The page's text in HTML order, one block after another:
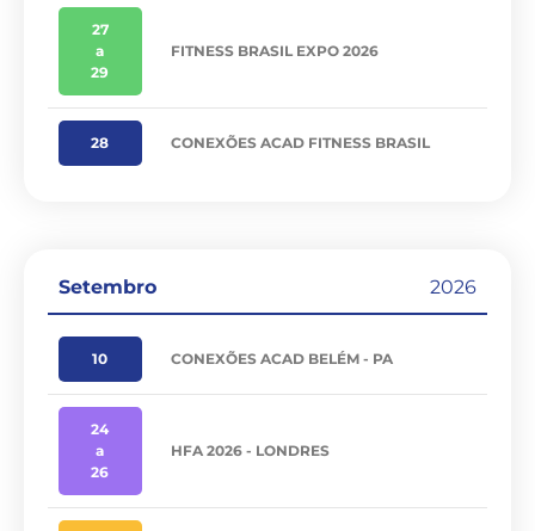
27
a
29
FITNESS BRASIL EXPO 2026
28 CONEXÕES ACAD FITNESS BRASIL
Setembro 2026
10 CONEXÕES ACAD BELÉM - PA
24
a
26
HFA 2026 - LONDRES